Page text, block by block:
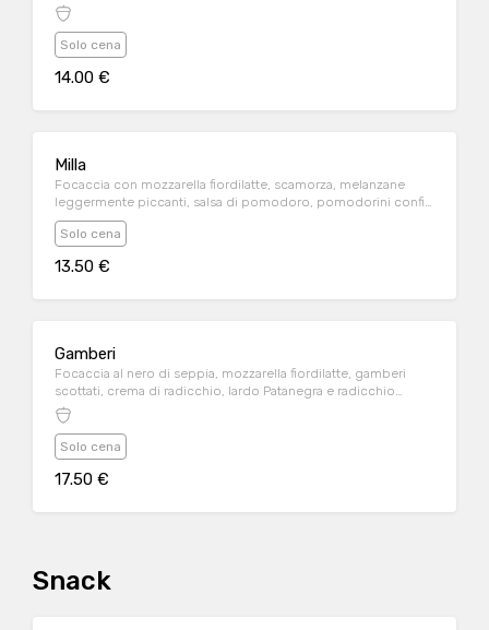
Solo cena
14.00 €
Milla
Focaccia con mozzarella fiordilatte, scamorza, melanzane
leggermente piccanti, salsa di pomodoro, pomodorini confit
e speck
Solo cena
13.50 €
Gamberi
Focaccia al nero di seppia, mozzarella fiordilatte, gamberi
scottati, crema di radicchio, lardo Patanegra e radicchio
condito
Solo cena
17.50 €
Snack